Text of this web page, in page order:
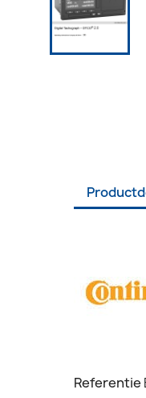
Referentie